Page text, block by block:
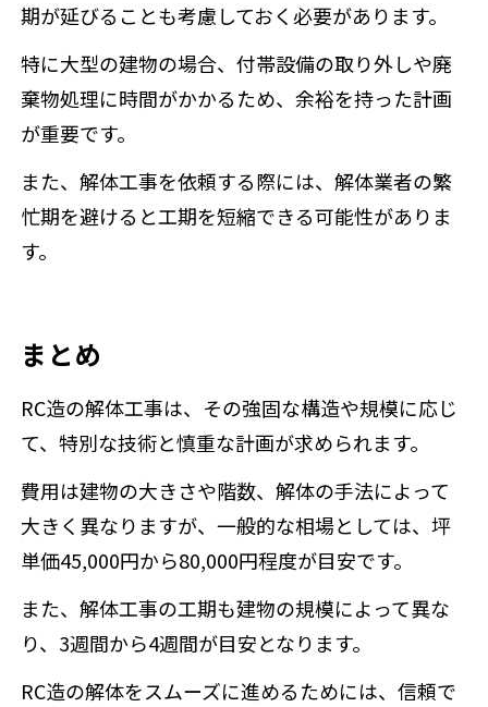
期が延びることも考慮しておく必要があります。
特に大型の建物の場合、付帯設備の取り外しや廃
棄物処理に時間がかかるため、余裕を持った計画
が重要です。
また、解体工事を依頼する際には、解体業者の繁
忙期を避けると工期を短縮できる可能性がありま
す。
まとめ
RC造の解体工事は、その強固な構造や規模に応じ
て、特別な技術と慎重な計画が求められます。
費用は建物の大きさや階数、解体の手法によって
大きく異なりますが、一般的な相場としては、坪
単価45,000円から80,000円程度が目安です。
また、解体工事の工期も建物の規模によって異な
り、3週間から4週間が目安となります。
RC造の解体をスムーズに進めるためには、信頼で